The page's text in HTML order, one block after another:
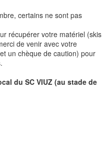
certains ne sont pas
récupérer votre matériel (skis
de venir avec votre
un chèque de caution) pour
du SC VIUZ (au stade de